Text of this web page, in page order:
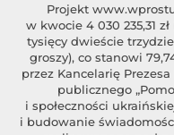
Projekt
w kwocie 4 030 235,31
tysięcy dwieście
groszy), co stanowi
przez Kancelarię
publicznego
i społeczności
i budowanie